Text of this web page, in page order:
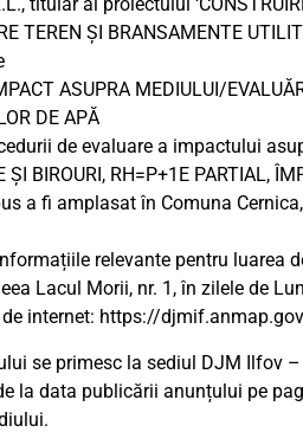
titular al proiectului
TEREN ȘI BRANSAMENTE
ASUPRA MEDIULUI/
DE APĂ
de evaluare a impactului
ȘI BIROURI, RH=P+1E PARTIAL,
a fi amplasat în Comuna
relevante pentru luarea
Lacul Morii, nr. 1, în zilele de
internet: https://
se primesc la sediul DJM Ilfov –
la data publicării anunțului pe